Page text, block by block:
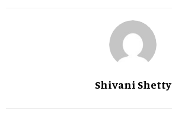
Shivani Shetty